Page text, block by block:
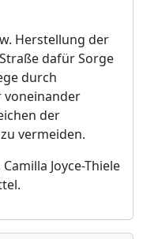
Herstellung der
e dafür Sorge
durch
voneinander
der
vermeiden.
Joyce-Thiele
.